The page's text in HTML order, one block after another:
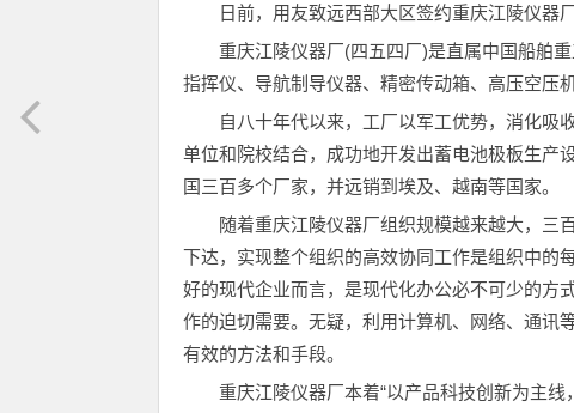
日前，用友致远西部大区签约重庆江陵仪器厂
重庆江陵仪器厂(四五四厂)是直属中国船舶
指挥仪、导航制导仪器、精密传动箱、高压空压
自八十年代以来，工厂以军工优势，消化吸
单位和院校结合，成功地开发出蓄电池极板生产
国三百多个厂家，并远销到埃及、越南等国家。
随着重庆江陵仪器厂组织规模越来越大，三
下达，实现整个组织的高效协同工作是组织中的
好的现代企业而言，是现代化办公必不可少的方
作的迫切需要。无疑，利用计算机、网络、通讯
有效的方法和手段。
重庆江陵仪器厂本着“以产品科技创新为主